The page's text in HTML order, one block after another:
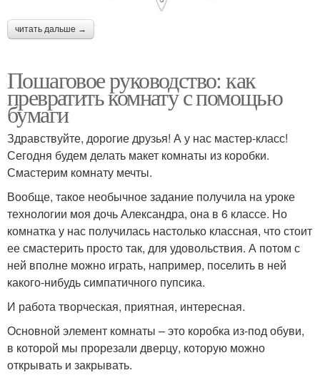
читать дальше →
Пошаговое руководство: как
превратить комнату с помощью
бумаги
Здравствуйте, дорогие друзья! А у нас мастер-класс!
Сегодня будем делать макет комнаты из коробки.
Смастерим комнату мечты.
Вообще, такое необычное задание получила на уроке
технологии моя дочь Александра, она в 6 классе. Но
комнатка у нас получилась настолько классная, что стоит
ее смастерить просто так, для удовольствия. А потом с
ней вполне можно играть, например, поселить в ней
какого-нибудь симпатичного пупсика.
И работа творческая, приятная, интересная.
Основной элемент комнаты – это коробка из-под обуви,
в которой мы прорезали дверцу, которую можно
открывать и закрывать.